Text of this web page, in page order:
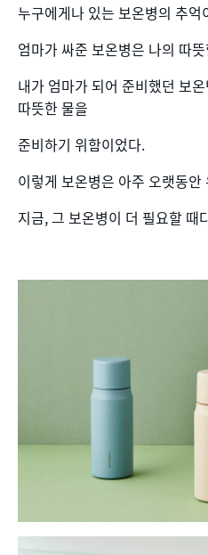
누구에게나 있는 보온병의 추억
엄마가 싸준 보온병은 나의 따
내가 엄마가 되어 준비했던 보
따뜻한 물을
준비하기 위함이었다.
이렇게 보온병은 아주 오랫동
지금, 그 보온병이 더 필요할 때